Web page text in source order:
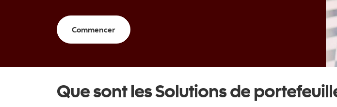
Commencer
Que sont les Solutions de